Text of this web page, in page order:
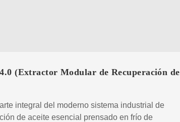
(Extractor Modular de Recuperación de
integral del moderno sistema industrial de
de aceite esencial prensado en frío de